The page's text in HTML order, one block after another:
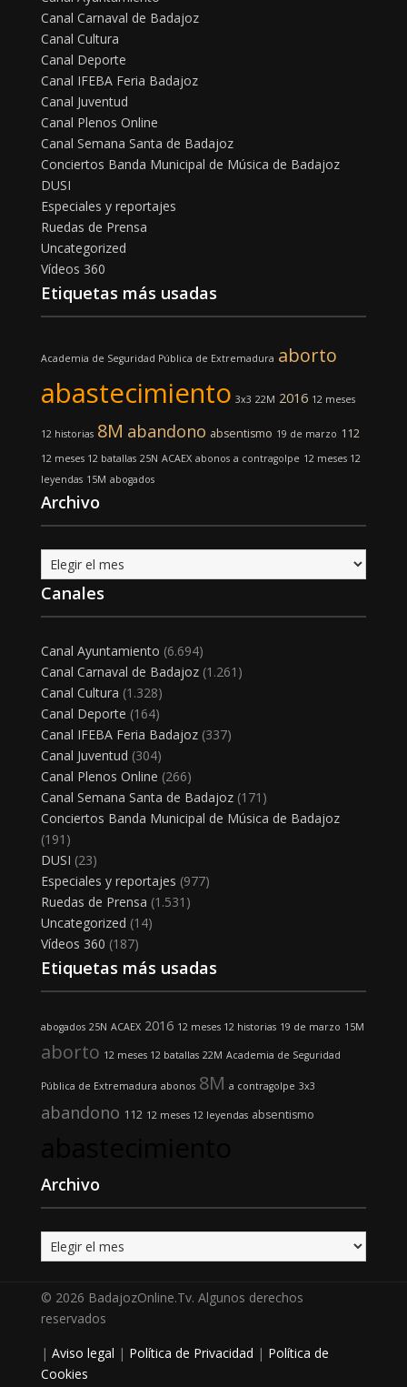
Canal Carnaval de Badajoz
Canal Cultura
Canal Deporte
Canal IFEBA Feria Badajoz
Canal Juventud
Canal Plenos Online
Canal Semana Santa de Badajoz
Conciertos Banda Municipal de Música de Badajoz
DUSI
Especiales y reportajes
Ruedas de Prensa
Uncategorized
Vídeos 360
Etiquetas más usadas
Academia de Seguridad Pública de Extremadura aborto
abastecimiento 3x3 22M 2016 12 meses
12 historias 8M abandono absentismo 19 de marzo 112
12 meses 12 batallas 25N ACAEX abonos a contragolpe 12 meses 12
leyendas 15M abogados
Archivo
Archivo
Canales
Canal Ayuntamiento (6.694)
Canal Carnaval de Badajoz(1.261)
Canal Cultura (1.328)
Canal Deporte (164)
Canal IFEBA Feria Badajoz(337)
Canal Juventud (304)
Canal Plenos Online (266)
Canal Semana Santa de Badajoz(171)
Conciertos Banda Municipal de Música de Badajoz
(191)
DUSI (23)
Especiales y reportajes (977)
Ruedas de Prensa (1.531)
Uncategorized (14)
Vídeos 360 (187)
Etiquetas más usadas
abogados 25N ACAEX 2016 12 meses 12 historias 19 de marzo 15M
aborto 12 meses 12 batallas 22M Academia de Seguridad
Pública de Extremadura abonos 8M a contragolpe 3x3
abandono 112 12 meses 12 leyendas absentismo
Archivo
Archivo
© 2026 BadajozOnline.Tv. Algunos derechos
reservados
| Aviso legal | Política de Privacidad | Política de
Cookies